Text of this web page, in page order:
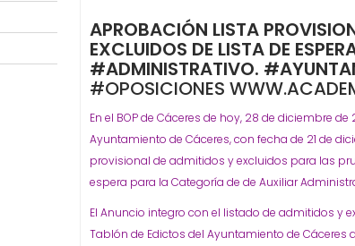
APROBACIÓN LISTA
EXCLUIDOS DE LISTA DE
#ADMINISTRATIVO.
#OPOSICIONES
En el BOP de Cáceres de hoy, 28 de diciembre
Ayuntamiento de Cáceres, con fecha de 21 de
provisional de admitidos y excluidos para las
espera para la Categoría de de Auxiliar
El Anuncio integro con el listado de admitidos y
Tablón de Edictos del Ayuntamiento de Cáceres